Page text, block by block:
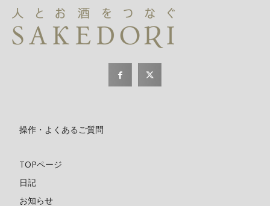
操作・よくあるご質問
TOPページ
日記
お知らせ